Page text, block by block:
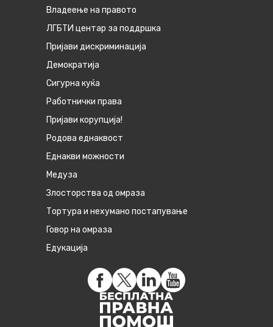
Владеење на правото
ЛГБТИ центар за поддршка
Пријави дискриминација
Демократија
Сигурна куќа
Работнички права
Пријави корупција!
Родова еднаквост
Eднакви можности
Медуза
Злосторства од омраза
Тортура и нехумано постапување
Говор на омраза
Едукација